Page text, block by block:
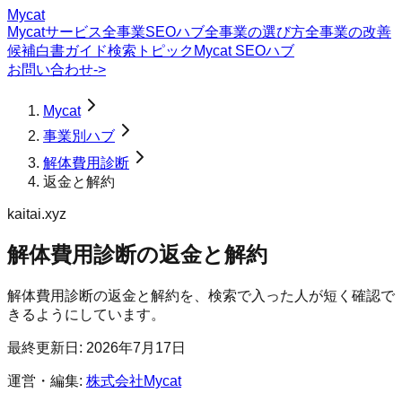
Mycat
Mycatサービス全事業SEOハブ全事業の選び方全事業の改善
候補白書ガイド検索トピック Mycat SEOハブ
お問い合わせ->
Mycat
事業別ハブ
解体費用診断
返金と解約
kaitai.xyz
解体費用診断の返金と解約
解体費用診断の返金と解約を、検索で入った人が短く確認で
きるようにしています。
最終更新日: 2026年7月17日
運営・編集: 株式会社Mycat